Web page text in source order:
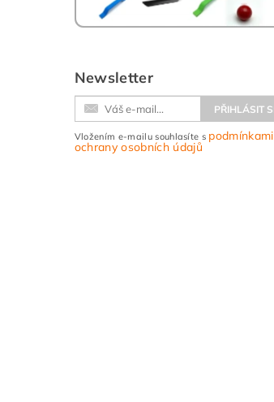
Newsletter
Vložením e-mailu souhlasíte s podmínkami
ochrany osobních údajů